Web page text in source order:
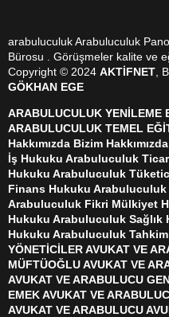
arabuluculuk Arabuluculuk
Bürosu . Görüşmeler kalite ve
Copyright © 2024 AKTİFNET ,
GÖKHAN EGE
ARABULUCULUK YENİLEME
ARABULUCULUK TEMEL
Hakkımızda Bizim
İş Hukuku Arabuluculuk
Hukuku Arabuluculuk
Finans Hukuku Arabuluculuk
Arabuluculuk Fikri Mülkiyet
Hukuku Arabuluculuk
Hukuku Arabuluculuk Tahkim
YÖNETİCİLER AVUKAT VE
MÜFTÜOĞLU AVUKAT VE
AVUKAT VE ARABULUCU
EMEK AVUKAT VE
AVUKAT VE ARABULUCU